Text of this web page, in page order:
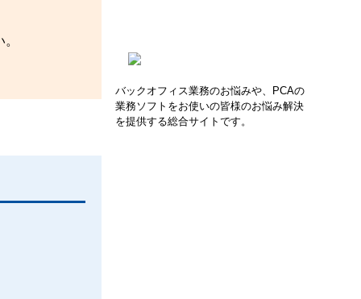
バックオフィス業務のお悩みや、PCAの
業務ソフトをお使いの皆様のお悩み解決
を提供する総合サイトです。